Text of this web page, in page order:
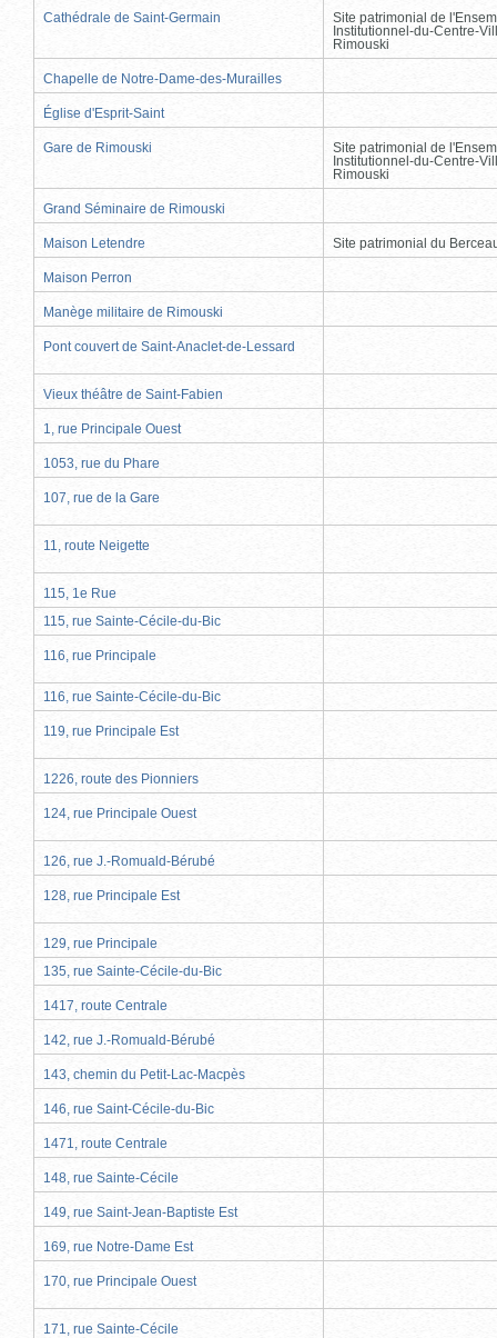
Cathédrale de Saint-Germain
Site patrimonial de
Institutionnel-du-Centre-
Rimouski
Chapelle de Notre-Dame-des-Murailles
Église d'Esprit-Saint
Gare de Rimouski
Site patrimonial de
Institutionnel-du-Centre-
Rimouski
Grand Séminaire de Rimouski
Maison Letendre Site patrimonial du
Maison Perron
Manège militaire de Rimouski
Pont couvert de Saint-Anaclet-de-Lessard
Vieux théâtre de Saint-Fabien
1, rue Principale Ouest
1053, rue du Phare
107, rue de la Gare
11, route Neigette
115, 1e Rue
115, rue Sainte-Cécile-du-Bic
116, rue Principale
116, rue Sainte-Cécile-du-Bic
119, rue Principale Est
1226, route des Pionniers
124, rue Principale Ouest
126, rue J.-Romuald-Bérubé
128, rue Principale Est
129, rue Principale
135, rue Sainte-Cécile-du-Bic
1417, route Centrale
142, rue J.-Romuald-Bérubé
143, chemin du Petit-Lac-Macpès
146, rue Saint-Cécile-du-Bic
1471, route Centrale
148, rue Sainte-Cécile
149, rue Saint-Jean-Baptiste Est
169, rue Notre-Dame Est
170, rue Principale Ouest
171, rue Sainte-Cécile